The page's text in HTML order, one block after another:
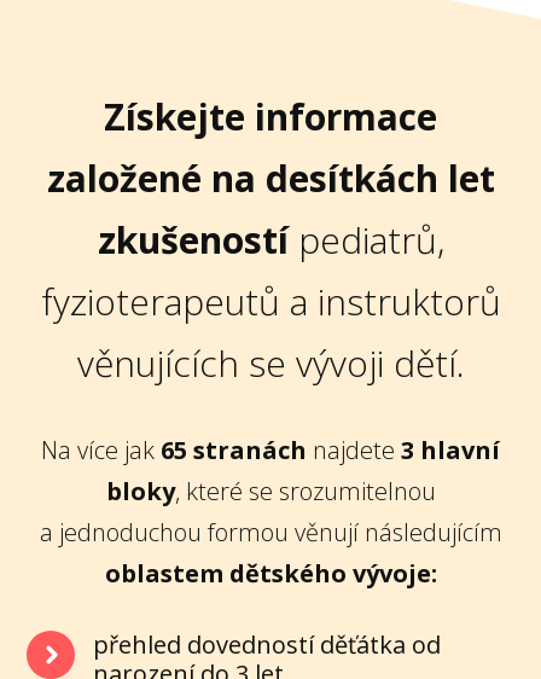
Získejte informace
založené na desítkách let
zkušenostípediatrů,
fyzioterapeutů a instruktorů
věnujících se vývoji dětí.
Na více jak 65 stranách najdete 3 hlavní
bloky, které se srozumitelnou
a jednoduchou formou věnují následujícím
oblastem dětského vývoje:
přehled dovedností děťátka od